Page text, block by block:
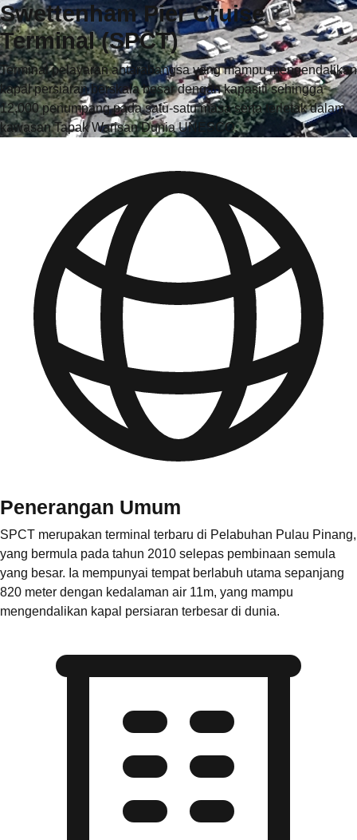
Swettenham Pier Cruise
Terminal (SPCT)
Terminal pelayaran antarabangsa yang mampu mengendalikan
kapal persiaran berskala besar dengan kapasiti sehingga
12,000 penumpang pada satu-satu masa serta terletak dalam
kawasan Tapak Warisan Dunia UNESCO.
Penerangan Umum
SPCT merupakan terminal terbaru di Pelabuhan Pulau Pinang,
yang bermula pada tahun 2010 selepas pembinaan semula
yang besar. Ia mempunyai tempat berlabuh utama sepanjang
820 meter dengan kedalaman air 11m, yang mampu
mengendalikan kapal persiaran terbesar di dunia.